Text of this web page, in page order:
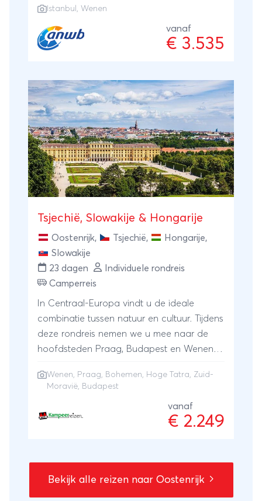
boord én in hotels en meerdere excursies
inbegrepen. Terug vlieg je comfortabel met
KLM.
Istanbul , Wenen
vanaf
€ 3.535
Tsjechië, Slowakije & Hongarije
Oostenrijk, Tsjechië, Hongarije,
Slowakije
23 dagen
Individuele rondreis
Camperreis
In Centraal-Europa vindt u de ideale
combinatie tussen natuur en cultuur. Tijdens
deze rondreis nemen we u mee naar de
hoofdsteden Praag, Budapest en Wenen.
schitterende vergezichten van de Bohemen
landschappen van het Tsjechische Zuid-
Moravië met de indrukwekkende grotten en
Wenen, Praag, Bohemen, Hoge Tatra, Zuid-
Moravië, Budapest
vanaf
€ 2.249
Bekijk alle reizen naar Oostenrijk